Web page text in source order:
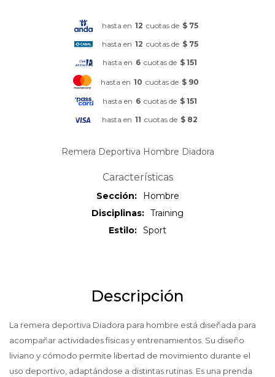
hasta en 12 cuotas de $ 75
hasta en 12 cuotas de $ 75
hasta en 6 cuotas de $ 151
hasta en 10 cuotas de $ 90
hasta en 6 cuotas de $ 151
hasta en 11 cuotas de $ 82
Remera Deportiva Hombre Diadora
Características
Sección
Hombre
Disciplinas
Training
Estilo
Sport
Descripción
La remera deportiva Diadora para hombre está diseñada para
acompañar actividades físicas y entrenamientos. Su diseño
liviano y cómodo permite libertad de movimiento durante el
uso deportivo, adaptándose a distintas rutinas. Es una prenda